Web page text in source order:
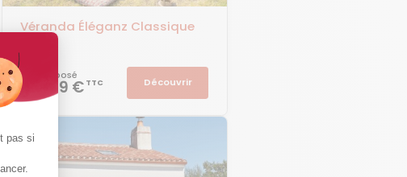
Véranda Éléganz Classique
livré et posé
19 509 €TTC Découvrir